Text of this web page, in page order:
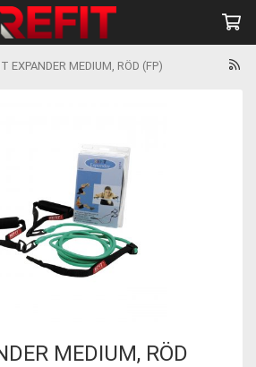
EXPANDER MEDIUM, RÖD (FP)
MEDIUM, RÖD